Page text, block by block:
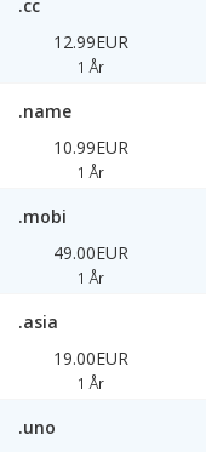
.cc
12.99EUR
1 År
.name
10.99EUR
1 År
.mobi
49.00EUR
1 År
.asia
19.00EUR
1 År
.uno